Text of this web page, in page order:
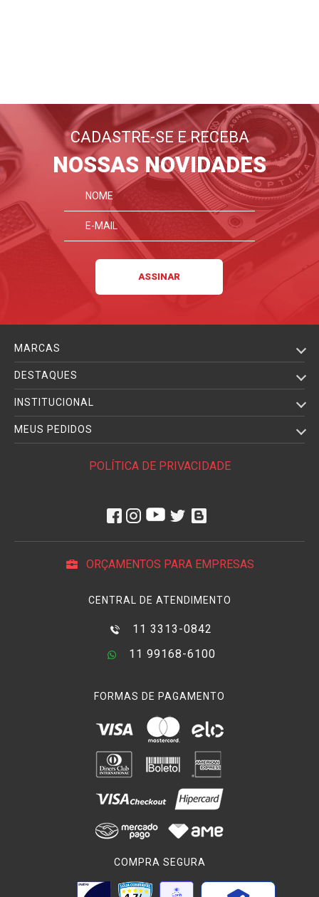
E tudo sobre fotografia
FIQUE POR DENTRO
CADASTRE-SE E RECEBA
NOSSAS NOVIDADES
MARCAS
DESTAQUES
INSTITUCIONAL
MEUS PEDIDOS
POLÍTICA DE PRIVACIDADE
ORÇAMENTOS PARA EMPRESAS
CENTRAL DE ATENDIMENTO
11 3313-0842
11 99168-6100
FORMAS DE PAGAMENTO
COMPRA SEGURA